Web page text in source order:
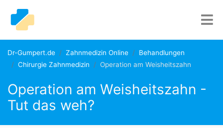
Dr-Gumpert.de Zahnmedizin Online
Behandlungen
Chirurgie Zahnmedizin
Operation am Weisheitszahn
Operation am Weisheitszahn -
Tut das weh?